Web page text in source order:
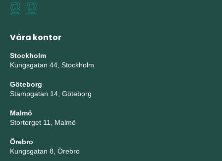
Våra kontor
Stockholm
Kungsgatan 44, Stockholm
Göteborg
Stampgatan 14, Göteborg
Malmö
Stortorget 11, Malmö
Örebro
Kungsgatan 8, Örebro